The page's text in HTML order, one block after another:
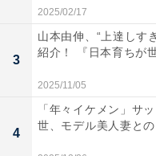
2025/02/17
3
山本由伸、“上達しす
紹介！ 『日本育ちが
2025/11/05
4
「年々イケメン」サ
世、モデル美人妻と